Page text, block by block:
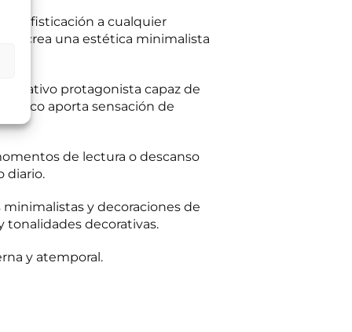
sofisticación a cualquier
crea una estética minimalista
protagonista capaz de
aporta sensación de
de lectura o descanso
diario.
y decoraciones de
tonalidades decorativas.
y atemporal.
planteadas y,
en cualquier
u oposición
adicional: